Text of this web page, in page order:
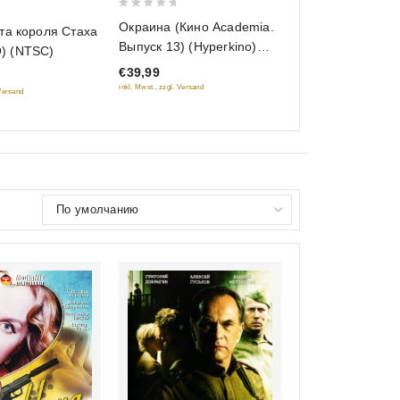
короля Стаха
(NTSC)
out
of
5
Окраина (Кино Academia.
Выпуск 13) (Hyperkino)
(RUSCICO) (2 DVD)
€39,99
inkl. Mwst., zzgl. Versand